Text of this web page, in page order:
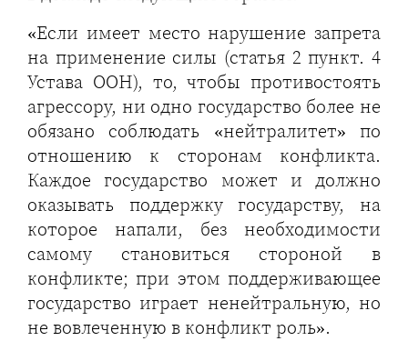
«Если имеет место нарушение запрета
на применение силы (статья 2 пункт. 4
Устава ООН), то, чтобы противостоять
агрессору, ни одно государство более не
обязано соблюдать «нейтралитет» по
отношению к сторонам конфликта.
Каждое государство может и должно
оказывать поддержку государству, на
которое напали, без необходимости
самому становиться стороной в
конфликте; при этом поддерживающее
государство играет ненейтральную, но
не вовлеченную в конфликт роль».